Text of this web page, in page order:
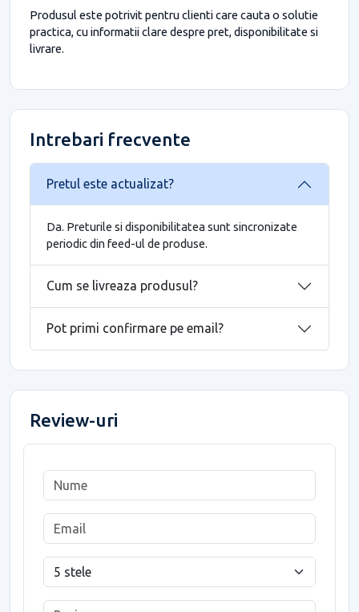
Produsul este potrivit pentru clienti care cauta o solutie
practica, cu informatii clare despre pret, disponibilitate si
livrare.
Intrebari frecvente
Pretul este actualizat?
Da. Preturile si disponibilitatea sunt sincronizate
periodic din feed-ul de produse.
Cum se livreaza produsul?
Pot primi confirmare pe email?
Review-uri